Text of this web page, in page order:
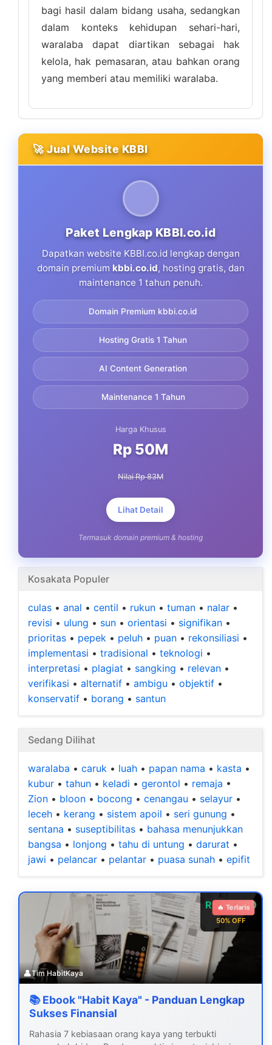
bagi hasil dalam bidang usaha, sedangkan
dalam konteks kehidupan sehari-hari,
waralaba dapat diartikan sebagai hak
kelola, hak pemasaran, atau bahkan orang
yang memberi atau memiliki waralaba.
🚀 Jual Website KBBI
Paket Lengkap KBBI.co.id
Dapatkan website KBBI.co.id lengkap dengan
domain premium kbbi.co.id, hosting gratis, dan
maintenance 1 tahun penuh.
Domain Premium kbbi.co.id
Hosting Gratis 1 Tahun
AI Content Generation
Maintenance 1 Tahun
Harga Khusus
Rp 50M
Nilai Rp 83M
Lihat Detail
Termasuk domain premium & hosting
Kosakata Populer
culas • anal • centil • rukun • tuman • nalar •
revisi • ulung • sun • orientasi • signifikan •
prioritas • pepek • peluh • puan • rekonsiliasi •
implementasi • tradisional • teknologi •
interpretasi • plagiat • sangking • relevan •
verifikasi • alternatif • ambigu • objektif •
konservatif • borang • santun
Sedang Dilihat
waralaba • caruk • luah • papan nama • kasta •
kubur • tahun • keladi • gerontol • remaja •
Zion • bloon • bocong • cenangau • selayur •
leceh • kerang • sistem apoil • seri gunung •
sentana • suseptibilitas • bahasa menunjukkan
bangsa • lonjong • tahu di untung • darurat •
jawi • pelancar • pelantar • puasa sunah • epifit
Rp 99.000
50% OFF
🔥 Terlaris
👤Tim HabitKaya
📚 Ebook "Habit Kaya" - Panduan Lengkap
Sukses Finansial
Rahasia 7 kebiasaan orang kaya yang terbukti